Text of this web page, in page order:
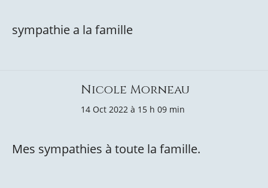
sympathie a la famille
Nicole Morneau
14 Oct 2022 à 15 h 09 min
Mes sympathies à toute la famille.